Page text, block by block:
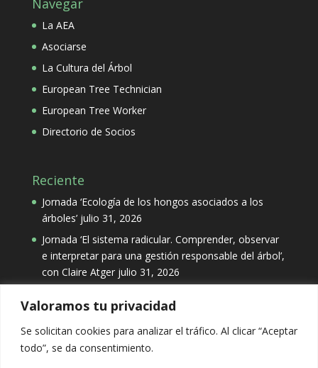
Valoramos tu privacidad
Se solicitan cookies para analizar el tráfico. Al clicar “Aceptar
todo”, se da consentimiento.
Navegar
La AEA
Asociarse
La Cultura del Árbol
European Tree Technician
European Tree Worker
Directorio de Socios
Reciente
Jornada ‘Ecología de los hongos asociados a los
árboles’ julio 31, 2026
Jornada ‘El sistema radicular. Comprender, observar
e interpretar para una gestión responsable del árbol’,
con Claire Atger julio 31, 2026
Categorías